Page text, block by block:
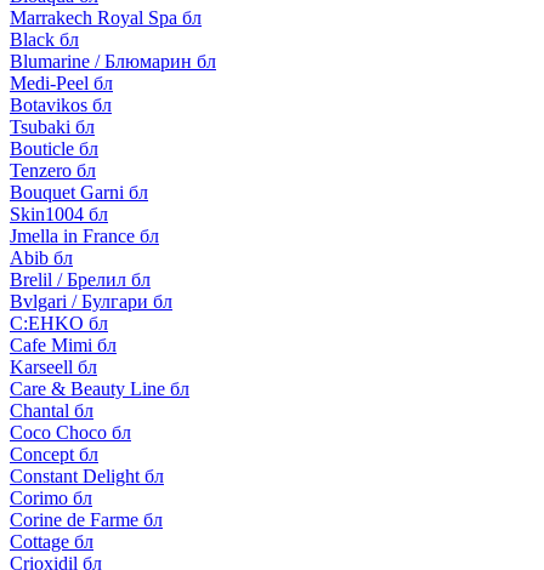
Marrakech Royal Spa бл
Black бл
Blumarine / Блюмарин бл
Medi-Peel бл
Botavikos бл
Tsubaki бл
Bouticle бл
Tenzero бл
Bouquet Garni бл
Skin1004 бл
Jmella in France бл
Abib бл
Brelil / Брелил бл
Bvlgari / Булгари бл
C:EHKO бл
Cafe Mimi бл
Karseell бл
Care & Beauty Line бл
Chantal бл
Coco Choco бл
Concept бл
Constant Delight бл
Corimo бл
Corine de Farme бл
Cottage бл
Crioxidil бл